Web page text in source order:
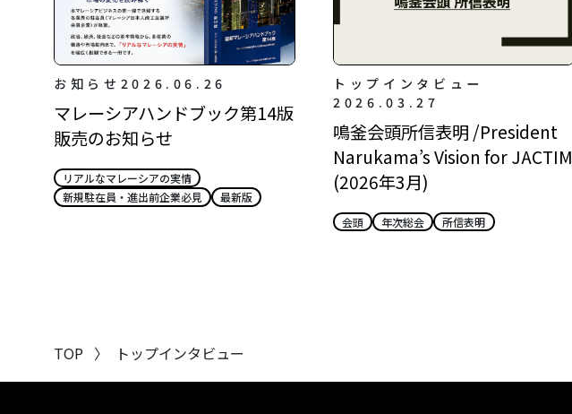
お知らせ 2026.06.26
マレーシアハンドブック第14版
販売のお知らせ
リアルなマレーシアの実情
新規駐在員・進出前企業必見
最新版
トップインタビュー
2026.03.27
鳴釜会頭所信表明 /President
Narukama’s Vision for JACTIM
(2026年3月)
会頭 年次総会 所信表明
TOP 〉 トップインタビュー